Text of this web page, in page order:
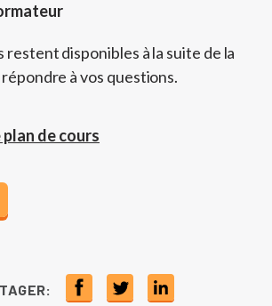
disponibles à la suite de la
à vos questions.
de cours